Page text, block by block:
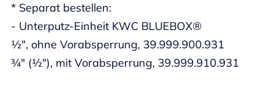
* Separat bestellen:
- Unterputz-Einheit KWC BLUEBOX®
½", ohne Vorabsperrung, 39.999.900.931
¾" (½"), mit Vorabsperrung, 39.999.910.931